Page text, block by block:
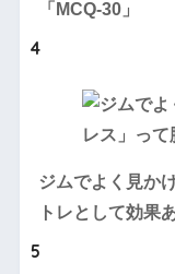
「MCQ-30」
4
ジムでよく見か
トレとして効果
5